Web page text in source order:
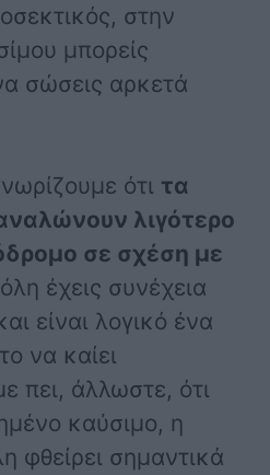
στην
μπορείς
σώσεις αρκετά
ότι τα
λιγότερο
σε σχέση με
έχεις συνέχεια
είναι λογικό ένα
να καίει
πει, άλλωστε, ότι
καύσιμο, η
φθείρει σημαντικά